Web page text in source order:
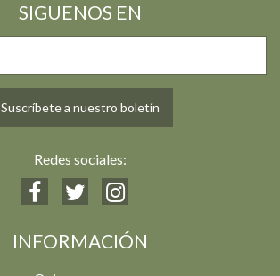
SIGUENOS EN
Suscríbete a nuestro boletín
Redes sociales:
INFORMACIÓN